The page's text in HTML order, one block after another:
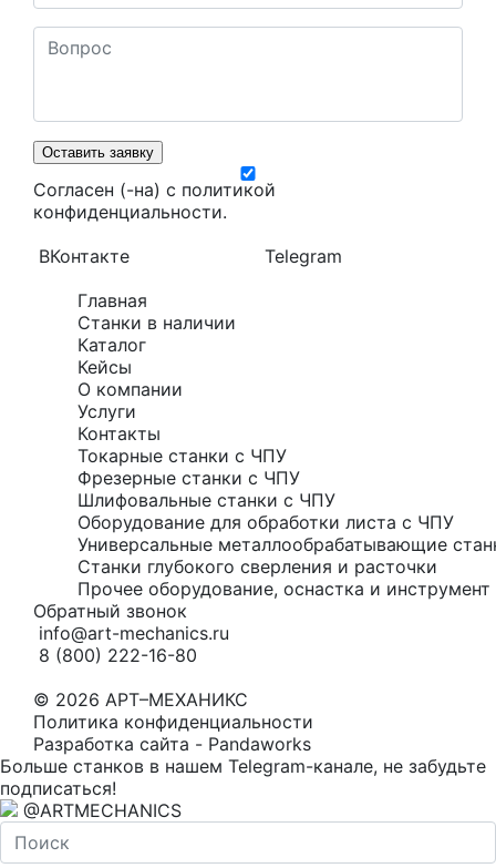
Оставить заявку
Согласен (-на) с политикой
конфиденциальности.
ВКонтакте
Telegram
Главная
Станки в наличии
Каталог
Кейсы
О компании
Услуги
Контакты
Токарные станки с ЧПУ
Фрезерные станки с ЧПУ
Шлифовальные станки с ЧПУ
Оборудование для обработки листа с ЧПУ
Универсальные металлообрабатывающие
Станки глубокого сверления и расточки
Прочее оборудование, оснастка и
Обратный звонок
info@art-mechanics.ru
8 (800) 222-16-80
© 2026 АРТ–МЕХАНИКС
Политика конфиденциальности
Разработка сайта - Pandaworks
Больше станков в нашем Telegram-канале, не забудьте
подписаться!
@ARTMECHANICS